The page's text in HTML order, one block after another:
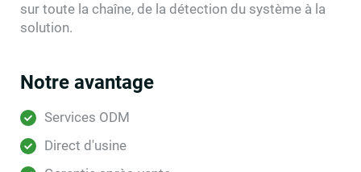
sur toute la chaîne, de la détection du système à la
solution.
Notre avantage
Services ODM
Direct d'usine